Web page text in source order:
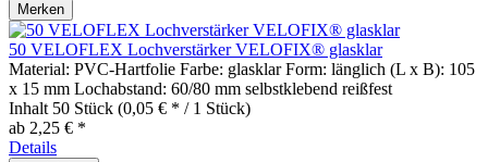
Merken
50 VELOFLEX Lochverstärker VELOFIX® glasklar
Material: PVC-Hartfolie Farbe: glasklar Form: länglich (L x B): 105
x 15 mm Lochabstand: 60/80 mm selbstklebend reißfest
Inhalt 50 Stück (0,05 € * / 1 Stück)
ab 2,25 € *
Details